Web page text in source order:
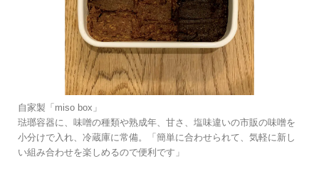
自家製「miso box」
琺瑯容器に、味噌の種類や熟成年、甘さ、塩味違いの市販の味噌を
小分けで入れ、冷蔵庫に常備。「簡単に合わせられて、気軽に新し
い組み合わせを楽しめるので便利です」